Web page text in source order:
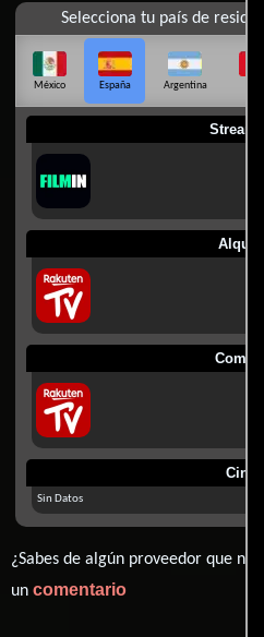
Selecciona tu país de
México España Argentina
Alquilar
Cines
Sin Datos
¿Sabes de algún proveedor que no
un comentario